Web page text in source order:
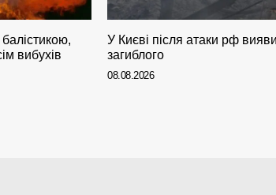
вибухів
У Києві після атаки рф
загиблого
08.08.2026